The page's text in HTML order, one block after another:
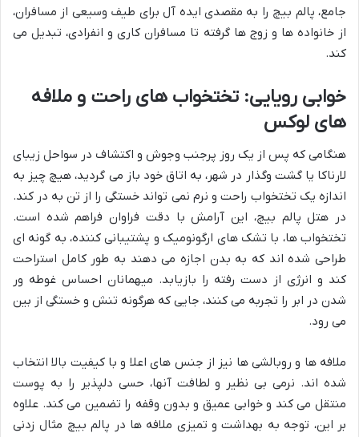
جامع، پالم بیچ را به مقصدی ایده آل برای طیف وسیعی از مسافران،
از خانواده ها و زوج ها گرفته تا مسافران کاری و انفرادی، تبدیل می
کند.
خوابی رویایی: تختخواب های راحت و ملافه
های لوکس
هنگامی که پس از یک روز پرجنب وجوش و اکتشاف در سواحل زیبای
لارناکا یا گشت وگذار در شهر، به اتاق خود باز می گردید، هیچ چیز به
اندازه یک تختخواب راحت و نرم نمی تواند خستگی را از تن به در کند.
در هتل پالم بیچ، این آرامش با دقت فراوان فراهم شده است.
تختخواب ها، با تشک های ارگونومیک و پشتیبانی کننده، به گونه ای
طراحی شده اند که به بدن اجازه می دهند به طور کامل استراحت
کند و انرژی از دست رفته را بازیابد. میهمانان احساس غوطه ور
شدن در ابر را تجربه می کنند، جایی که هرگونه تنش و خستگی از بین
می رود.
ملافه ها و روبالشی ها نیز از جنس های اعلا و با کیفیت بالا انتخاب
شده اند. نرمی بی نظیر و لطافت آنها، حسی دلپذیر را به پوست
منتقل می کند و خوابی عمیق و بدون وقفه را تضمین می کند. علاوه
بر این، توجه به بهداشت و تمیزی ملافه ها در پالم بیچ مثال زدنی